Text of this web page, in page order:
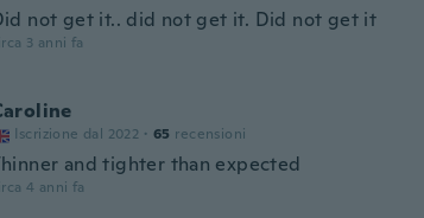
not get it.. did not get it. Did not get it
3 anni fa
Iscrizione dal 2022 · 65 recensioni
and tighter than expected
4 anni fa